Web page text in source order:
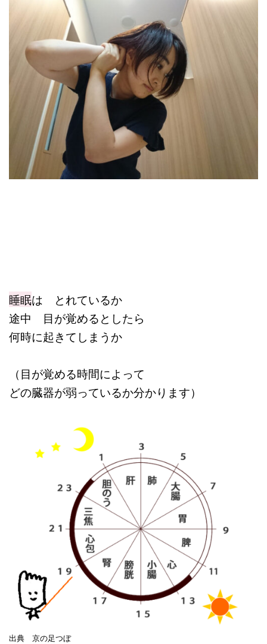
睡眠は とれているか
途中 目が覚めるとしたら
何時に起きてしまうか
（目が覚める時間によって
どの臓器が弱っているか分かります）
出典 京の足つぼ